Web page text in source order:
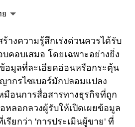
างความรู้สึกเร่งด่วนควรได้รับ
คอบเสมอ โดยเฉพาะอย่างยิ่ง
อมูลที่ละเอียดอ่อนหรือกระตุ้น
ากรไซเบอร์มักปลอมแปลง
อนการสื่อสารทางธุรกิจที่ถูก
หลอกลวงผู้รับให้เปิดเผยข้อมูล
รียกว่า 'การประเมินผู้ขาย' ที่